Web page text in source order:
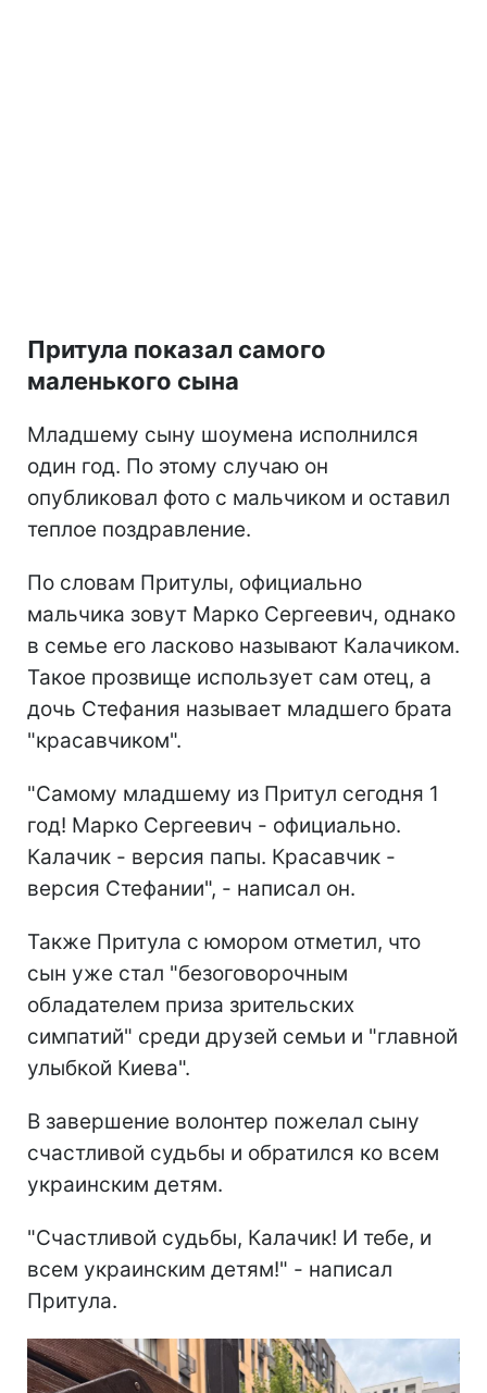
Притула показал самого
маленького сына
Младшему сыну шоумена исполнился
один год. По этому случаю он
опубликовал фото с мальчиком и оставил
теплое поздравление.
По словам Притулы, официально
мальчика зовут Марко Сергеевич, однако
в семье его ласково называют Калачиком.
Такое прозвище использует сам отец, а
дочь Стефания называет младшего брата
"красавчиком".
"Самому младшему из Притул сегодня 1
год! Марко Сергеевич - официально.
Калачик - версия папы. Красавчик -
версия Стефании", - написал он.
Также Притула с юмором отметил, что
сын уже стал "безоговорочным
обладателем приза зрительских
симпатий" среди друзей семьи и "главной
улыбкой Киева".
В завершение волонтер пожелал сыну
счастливой судьбы и обратился ко всем
украинским детям.
"Счастливой судьбы, Калачик! И тебе, и
всем украинским детям!" - написал
Притула.